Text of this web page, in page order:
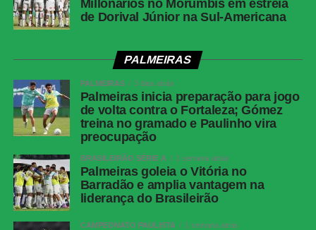
Millonarios no Morumbis em estreia
de Dorival Júnior na Sul-Americana
PALMEIRAS
PALMEIRAS 3 dias atrás
Palmeiras inicia preparação para jogo
de volta contra o Fortaleza; Gómez
treina no gramado e Paulinho vira
preocupação
BRASILEIRÃO SÉRIE A 1 semana atrás
Palmeiras goleia o Vitória no
Barradão e amplia vantagem na
liderança do Brasileirão
CAMPEONATO PAULISTA 1 semana atrás